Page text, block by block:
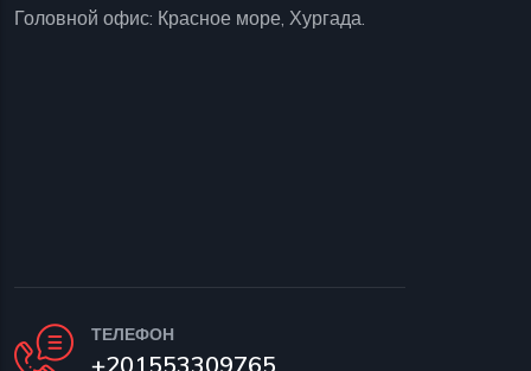
Головной офис: Красное море, Хургада.
ТЕЛЕФОН
+201553309765